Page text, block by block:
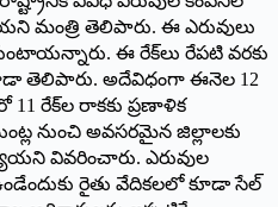
మంత్రి తెలిపారు. ఈ ఎరువులు
ఈ రేక్‌లు రేపటి వరకు
తెలిపారు. అదేవిధంగా ఈనెల 12
రేక్‌ల రాకకు ప్రణాళిక
నుంచి అవసరమైన జిల్లాలకు
వివరించారు. ఎరువుల
రైతు వేదికలలో కూడా సేల్‌